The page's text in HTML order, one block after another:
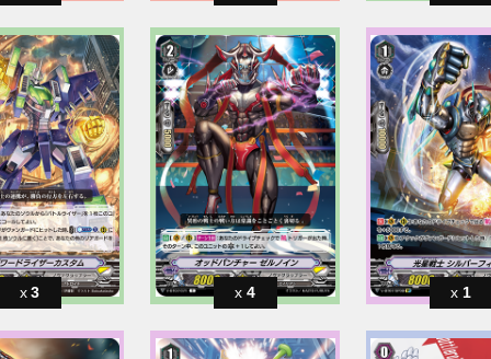
3 4 1